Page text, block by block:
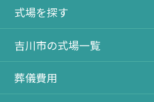
式場を探す
吉川市の式場一覧
葬儀費用